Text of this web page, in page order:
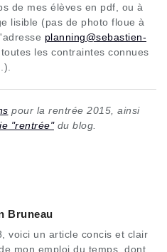
de mes élèves en pdf, ou à
lisible (pas de photo floue à
planning@sebastien-
les contraintes connues
pour la rentrée 2015, ainsi
"rentrée"du blog.
Bruneau
voici un article concis et clair
mon emploi du temps, dont